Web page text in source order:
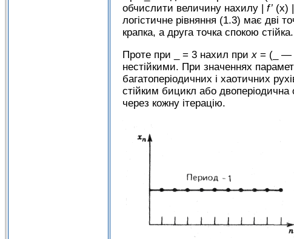
обчислити величину нахилу | f’ (x)
логістичне рівняння (1.3) має дві
крапка, а друга точка спокою стійка.
Проте при _ = 3 нахил приx = (_ —
нестійкими. При значеннях
багатоперіодичних і хаотичних
стійким бицикл або
через кожну ітерацію.